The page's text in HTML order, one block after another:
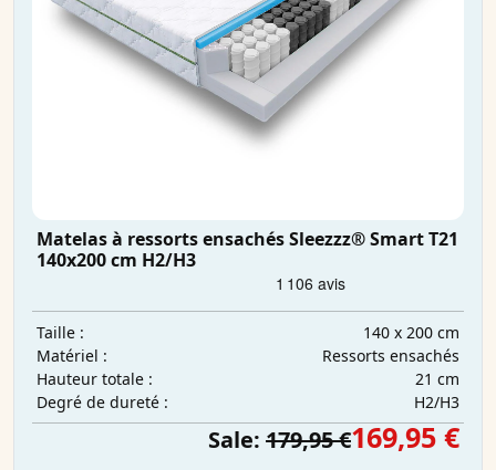
Matelas à ressorts ensachés Sleezzz® Smart T21
140x200 cm H2/H3
Taille :
140 x 200 cm
Matériel :
Ressorts ensachés
Hauteur totale :
21 cm
Degré de dureté :
H2/H3
Sale: 179,95 €169,95 €